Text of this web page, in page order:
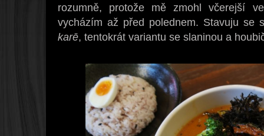
rozumně, protože mě zmohl včerejší
vycházím až před polednem. Stavuju se
karē, tentokrát variantu se slaninou a